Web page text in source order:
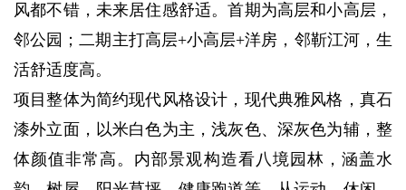
风都不错，未来居住感舒适。首期为高层和小高层，
邻公园；二期主打高层+小高层+洋房，邻靳江河，生
活舒适度高。
项目整体为简约现代风格设计，现代典雅风格，真石
漆外立面，以米白色为主，浅灰色、深灰色为辅，整
体颜值非常高。内部景观构造看八境园林，涵盖水